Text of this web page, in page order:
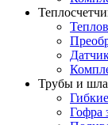
Трубы и
Гофра